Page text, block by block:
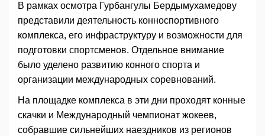
В рамках осмотра Гурбангулы Бердымухамедову
представили деятельность конноспортивного
комплекса, его инфраструктуру и возможности для
подготовки спортсменов. Отдельное внимание
было уделено развитию конного спорта и
организации международных соревнований.
На площадке комплекса в эти дни проходят конные
скачки и Международный чемпионат жокеев,
собравшие сильнейших наездников из регионов